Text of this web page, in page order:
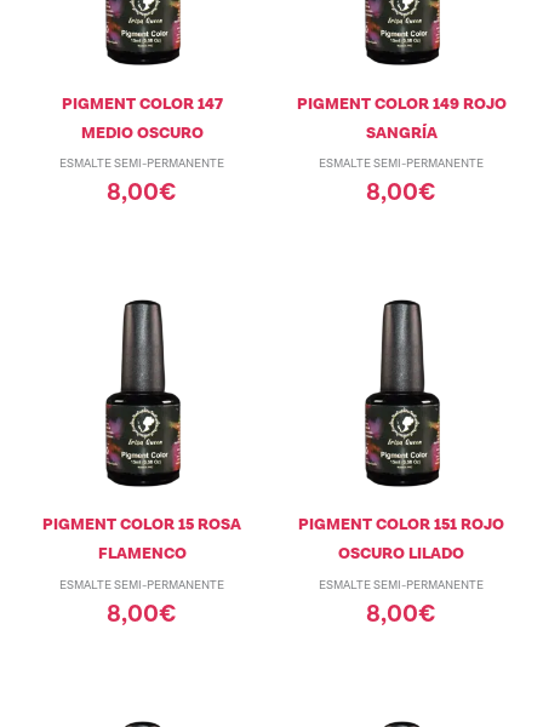
PIGMENT COLOR 147
MEDIO OSCURO
ESMALTE SEMI-PERMANENTE
8,00€
PIGMENT COLOR 149 ROJO
SANGRÍA
ESMALTE SEMI-PERMANENTE
8,00€
PIGMENT COLOR 15 ROSA
FLAMENCO
ESMALTE SEMI-PERMANENTE
8,00€
PIGMENT COLOR 151 ROJO
OSCURO LILADO
ESMALTE SEMI-PERMANENTE
8,00€